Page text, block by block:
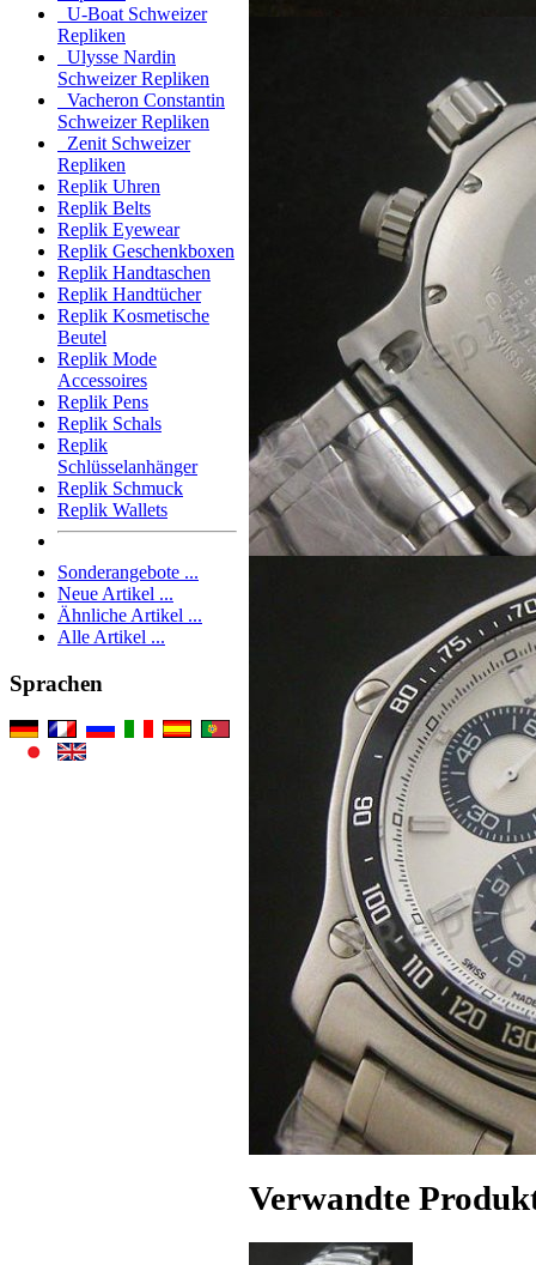
U-Boat Schweizer
Repliken
Ulysse Nardin
Schweizer Repliken
Vacheron Constantin
Schweizer Repliken
Zenit Schweizer
Repliken
Replik Uhren
Replik Belts
Replik Eyewear
Replik Geschenkboxen
Replik Handtaschen
Replik Handtücher
Replik Kosmetische
Beutel
Replik Mode
Accessoires
Replik Pens
Replik Schals
Replik
Schlüsselanhänger
Replik Schmuck
Replik Wallets
Sonderangebote ...
Neue Artikel ...
Ähnliche Artikel ...
Alle Artikel ...
Sprachen
Verwandte